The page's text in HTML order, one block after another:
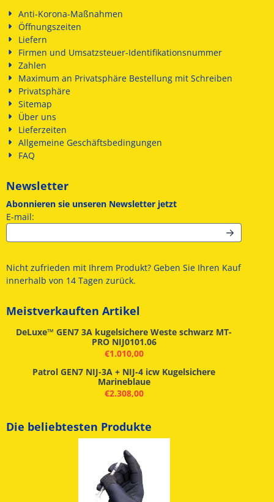
Anti-Korona-Maßnahmen
Öffnungszeiten
Liefern
Firmen und Umsatzsteuer-Identifikationsnummer
Zahlen
Maximum an Privatsphäre Bestellung mit Schreiben
Privatsphäre
Sitemap
Über uns
Lieferzeiten
Allgemeine Geschäftsbedingungen
FAQ
Newsletter
Abonnieren sie unseren Newsletter jetzt
E-mail:
Nicht zufrieden mit Ihrem Produkt? Geben Sie Ihren Kauf
innerhalb von 14 Tagen zurück.
Meistverkauften Artikel
DeLuxe™ GEN7 3A kugelsichere Weste schwarz MT-
PRO NIJ0101.06
€1.010,00
Patrol GEN7 NIJ-3A + NIJ-4 icw Kugelsichere
Marineblaue
€2.308,00
Die beliebtesten Produkte